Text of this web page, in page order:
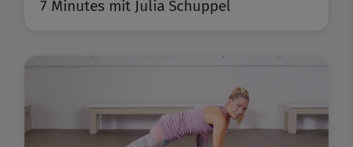
7 Minutes mit Julia Schuppel